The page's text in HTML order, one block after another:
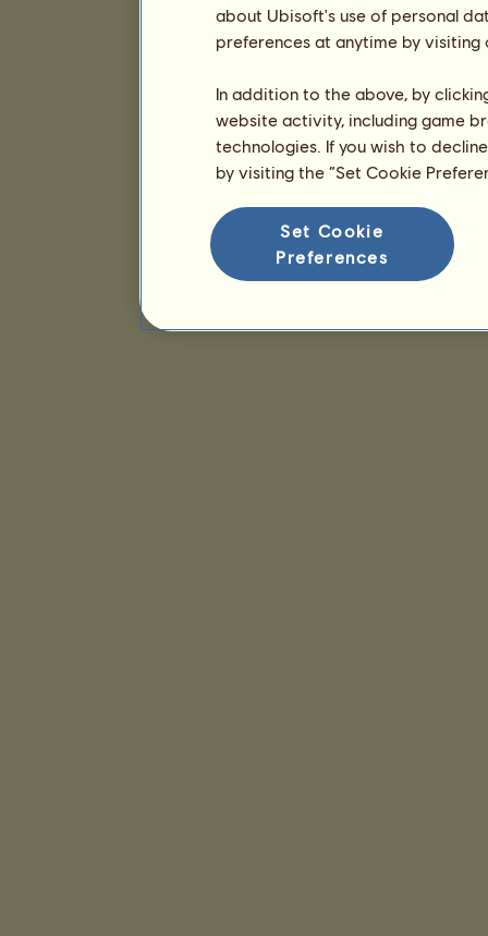
about Ubisoft's use of personal
preferences at anytime by
In addition to the above, by
website activity, including game
technologies. If you wish to
by visiting the “Set Cookie
Set Cookie
Preferences